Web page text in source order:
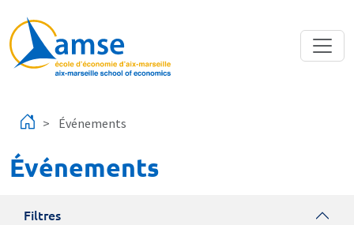
Événements
Événements
Filtres